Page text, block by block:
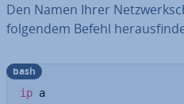
Den Namen Ihrer
folgendem Befehl
ip a
bash